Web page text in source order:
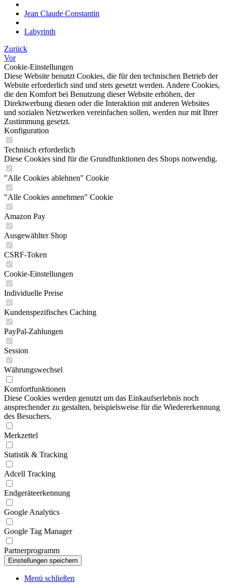
Jean Claude Constantin
Labyrinth
Zurück
Vor
Cookie-Einstellungen
Diese Website benutzt Cookies, die für den technischen Betrieb der
Website erforderlich sind und stets gesetzt werden. Andere Cookies,
die den Komfort bei Benutzung dieser Website erhöhen, der
Direktwerbung dienen oder die Interaktion mit anderen Websites
und sozialen Netzwerken vereinfachen sollen, werden nur mit Ihrer
Zustimmung gesetzt.
Konfiguration
Technisch erforderlich
Diese Cookies sind für die Grundfunktionen des Shops notwendig.
"Alle Cookies ablehnen" Cookie
"Alle Cookies annehmen" Cookie
Amazon Pay
Ausgewählter Shop
CSRF-Token
Cookie-Einstellungen
Individuelle Preise
Kundenspezifisches Caching
PayPal-Zahlungen
Session
Währungswechsel
Komfortfunktionen
Diese Cookies werden genutzt um das Einkaufserlebnis noch
ansprechender zu gestalten, beispielsweise für die Wiedererkennung
des Besuchers.
Merkzettel
Statistik & Tracking
Adcell Tracking
Endgeräteerkennung
Google Analytics
Google Tag Manager
Partnerprogramm
Menü schließen